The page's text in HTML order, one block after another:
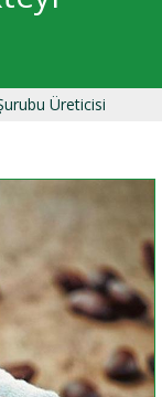
Üreticisi